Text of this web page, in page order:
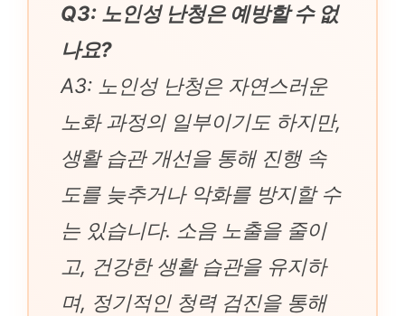
Q3: 노인성 난청은 예방할 수 없
나요?
A3: 노인성 난청은 자연스러운
노화 과정의 일부이기도 하지만,
생활 습관 개선을 통해 진행 속
도를 늦추거나 악화를 방지할 수
는 있습니다. 소음 노출을 줄이
고, 건강한 생활 습관을 유지하
며, 정기적인 청력 검진을 통해